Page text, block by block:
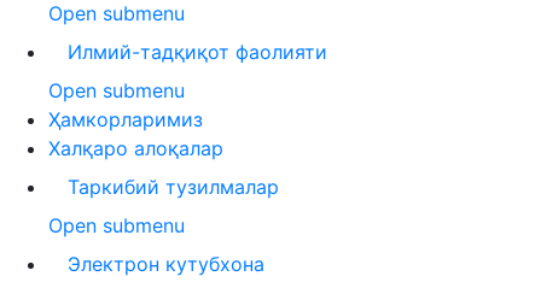
Open submenu
Илмий-тадқиқот фаолияти
Open submenu
Ҳамкорларимиз
Халқаро алоқалар
Таркибий тузилмалар
Open submenu
Электрон кутубхона